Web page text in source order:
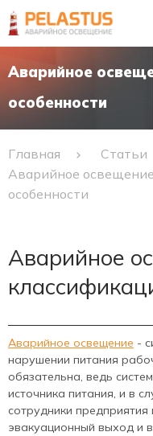
Аварийное
особенности
Главная
Статьи
Аварийное
особенности
Аварийное
Аварийное освещение -
нарушении питания
обязательна, ведь
источника питания, и в
сотрудники
эвакуационный выход и